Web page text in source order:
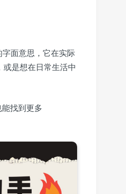
字面意思，它在实际
是想在日常生活中
能找到更多